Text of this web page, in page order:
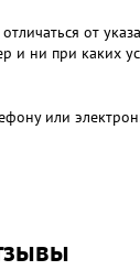
от
и ни при каких
или